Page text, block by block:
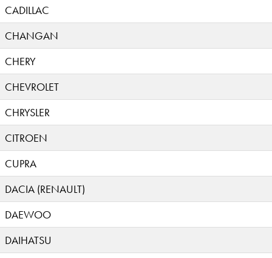
CADILLAC
CHANGAN
CHERY
CHEVROLET
CHRYSLER
CITROEN
CUPRA
DACIA (RENAULT)
DAEWOO
DAIHATSU